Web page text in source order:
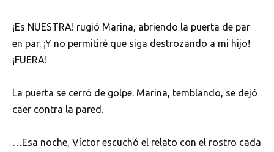
¡Es NUESTRA! rugió Marina, abriendo la puerta de par
en par. ¡Y no permitiré que siga destrozando a mi hijo!
¡FUERA!
La puerta se cerró de golpe. Marina, temblando, se dejó
caer contra la pared.
…Esa noche, Víctor escuchó el relato con el rostro cada